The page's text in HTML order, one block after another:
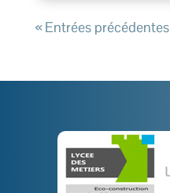
« Entrées précédentes